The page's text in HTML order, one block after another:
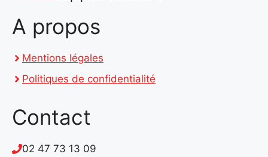
A propos
Mentions légales
Politiques de confidentialité
Contact
02 47 73 13 09